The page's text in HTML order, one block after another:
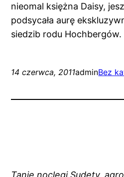
nieomal księżna Daisy,
podsycała aurę
siedzib rodu Hochbergów.
14 czerwca, 2011adminBez
Tanie noclegi Sudety,